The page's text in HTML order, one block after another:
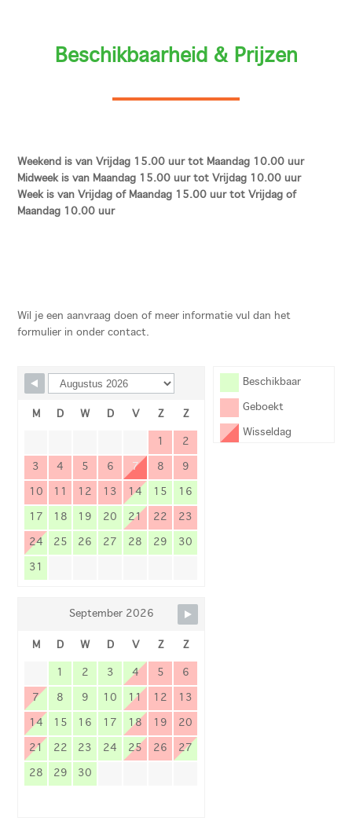
Beschikbaarheid & Prijzen
Weekend is van Vrijdag 15.00 uur tot Maandag 10.00 uur
Midweek is van Maandag 15.00 uur tot Vrijdag 10.00 uur
Week is van Vrijdag of Maandag 15.00 uur tot Vrijdag of
Maandag 10.00 uur
Wil je een aanvraag doen of meer informatie vul dan het
formulier in onder contact.
Beschikbaar
Geboekt
Wisseldag
M D W D V Z Z
1 2
3 4 5 6 7 8 9
10 11 12 13 14 15 16
17 18 19 20 21 22 23
24 25 26 27 28 29 30
31
September 2026
M D W D V Z Z
1 2 3 4 5 6
7 8 9 10 11 12 13
14 15 16 17 18 19 20
21 22 23 24 25 26 27
28 29 30